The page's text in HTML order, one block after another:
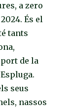
a zero
És el
tants
de la
seus
nassos